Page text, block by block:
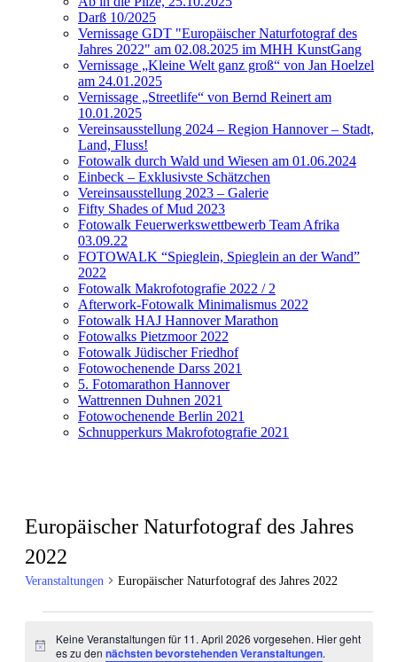
Darß 10/2025
Vernissage GDT "Europäischer Naturfotograf des
Jahres 2022" am 02.08.2025 im MHH KunstGang
Vernissage „Kleine Welt ganz groß“ von Jan Hoelzel
am 24.01.2025
Vernissage „Streetlife“ von Bernd Reinert am
10.01.2025
Vereinsausstellung 2024 – Region Hannover – Stadt,
Land, Fluss!
Fotowalk durch Wald und Wiesen am 01.06.2024
Einbeck – Exklusivste Schätzchen
Vereinsausstellung 2023 – Galerie
Fifty Shades of Mud 2023
Fotowalk Feuerwerkswettbewerb Team Afrika
03.09.22
FOTOWALK “Spieglein, Spieglein an der Wand”
2022
Fotowalk Makrofotografie 2022 / 2
Afterwork-Fotowalk Minimalismus 2022
Fotowalk HAJ Hannover Marathon
Fotowalks Pietzmoor 2022
Fotowalk Jüdischer Friedhof
Fotowochenende Darss 2021
5. Fotomarathon Hannover
Wattrennen Duhnen 2021
Fotowochenende Berlin 2021
Schnupperkurs Makrofotografie 2021
Europäischer Naturfotograf des Jahres
2022
Veranstaltungen Europäischer Naturfotograf des Jahres 2022
für
Hinweis
Keine Veranstaltungen für 11. April 2026 vorgesehen. Hier geht
es zu dennächsten bevorstehenden Veranstaltungen.